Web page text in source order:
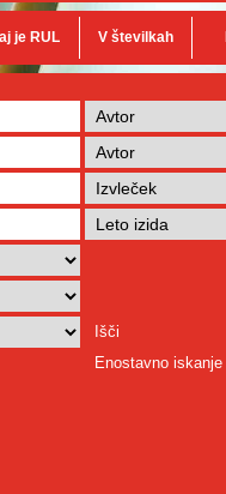
je RUL V številkah
Išči
Enostavno iskanje